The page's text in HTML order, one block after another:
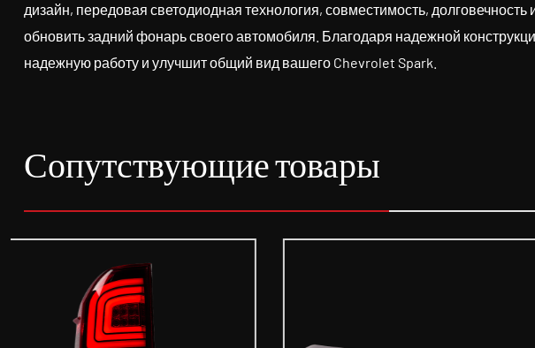
дизайн, передовая светодиодная технология, совместимость,
обновить задний фонарь своего автомобиля. Благодаря надежной
надежную работу и улучшит общий вид вашего Chevrolet Spark.
Сопутствующие товары